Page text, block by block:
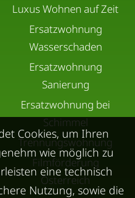
Luxus Wohnen auf Zeit
Ersatzwohnung
Wasserschaden
Ersatzwohnung
Sanierung
Ersatzwohnung bei
Schimmel
Trennungswohnung
Filmförderung
Österreich
Cookies, um Ihren
wie möglich zu
eine technisch
Nutzung, sowie die